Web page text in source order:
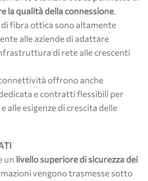
la qualità della connessione.
fibra ottica sono altamente
alle aziende di adattare
di rete alle crescenti
offrono anche
e contratti flessibili per
alle esigenze di crescita delle
un livello superiore di sicurezza dei
vengono trasmesse sotto